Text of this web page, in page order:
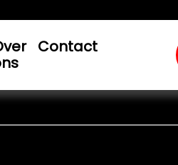
Contact